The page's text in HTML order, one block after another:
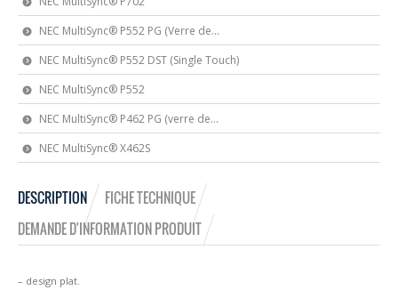
NEC MultiSync® P552 PG (Verre de...
NEC MultiSync® P552 DST (Single Touch)
NEC MultiSync® P552
NEC MultiSync® P462 PG (verre de...
NEC MultiSync® X462S
DESCRIPTION
FICHE TECHNIQUE
DEMANDE D'INFORMATION PRODUIT
– design plat.